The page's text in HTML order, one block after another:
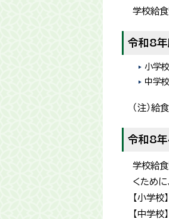
学校給食
令和8年
小学
中学
（注）給
令和8年
学校給
くために
【小学
【中学